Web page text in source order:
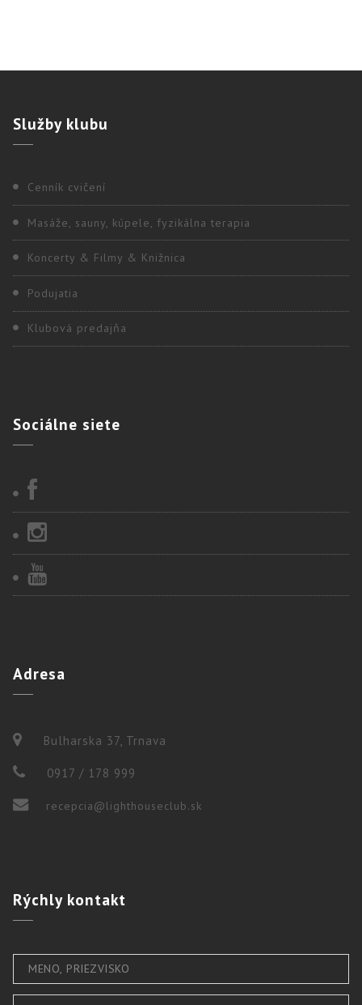
Službyklubu
Cenník cvičení
Masáže, sauny, kúpele, fyzikálna terapia
Koncerty & Filmy & Knižnica
Podujatia
Klubová predajňa
Sociálne siete
Adresa
Bulharska 37, Trnava
0917 / 178 999
recepcia@lighthouseclub.sk
Rýchlykontakt